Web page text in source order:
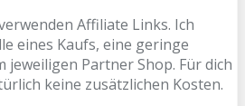
Affiliate Links. Ich
eines Kaufs, eine geringe
Partner Shop. Für dich
keine zusätzlichen Kosten.